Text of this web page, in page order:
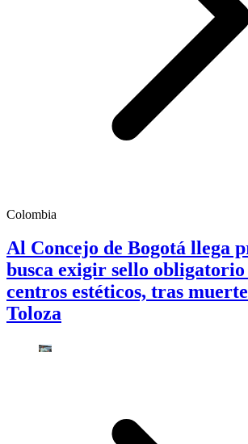
Colombia
Al Concejo de Bogotá llega
busca exigir sello
centros estéticos, tras
Toloza